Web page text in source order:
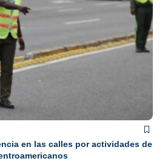
en las calles por actividades de